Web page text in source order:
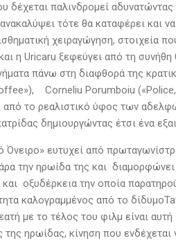
δέχεται παλινδρομεί
τότε θα καταφέρει και
χειραγώγηση, στοιχεία
η Uricaru ξεφεύγει από τη
πάνω στη διαφθορά της
Corneliu Porumboiu
από το ρεαλιστικό ύφος των
δημιουργώντας έτσι ένα
Όνειρο» ευτυχεί από
την ηρωίδα της και
και οξυδέρκεια την οποία
καλογραμμένος από το
με το τέλος του φιλμ είναι
ηρωίδας, κίνηση που